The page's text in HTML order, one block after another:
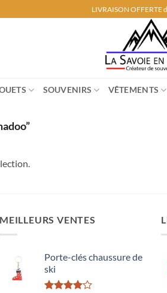
LIVRAISON OFFERTE
SOUVENIRS VÊTEMENTS
MEILLEURS VENTES
Porte-clés chaussure de
ski